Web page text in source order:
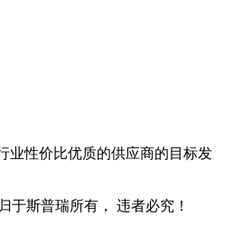
业性价比优质的供应商的目标发
斯普瑞所有， 违者必究！